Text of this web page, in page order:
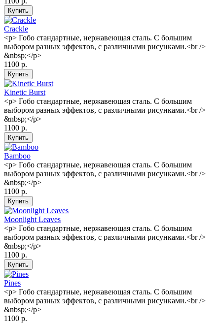
Crackle
<p> Гобо стандартные, нержавеющая сталь. С большим
выбором разных эффектов, с различными рисунками.<br />
&nbsp;</p>
1100 р.
Kinetic Burst
<p> Гобо стандартные, нержавеющая сталь. С большим
выбором разных эффектов, с различными рисунками.<br />
&nbsp;</p>
1100 р.
Bamboo
<p> Гобо стандартные, нержавеющая сталь. С большим
выбором разных эффектов, с различными рисунками.<br />
&nbsp;</p>
1100 р.
Moonlight Leaves
<p> Гобо стандартные, нержавеющая сталь. С большим
выбором разных эффектов, с различными рисунками.<br />
&nbsp;</p>
1100 р.
Pines
<p> Гобо стандартные, нержавеющая сталь. С большим
выбором разных эффектов, с различными рисунками.<br />
&nbsp;</p>
1100 р.